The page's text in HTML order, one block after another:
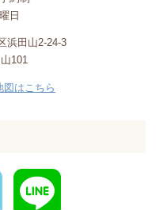
日
浜田山2-24-3
101
図はこちら